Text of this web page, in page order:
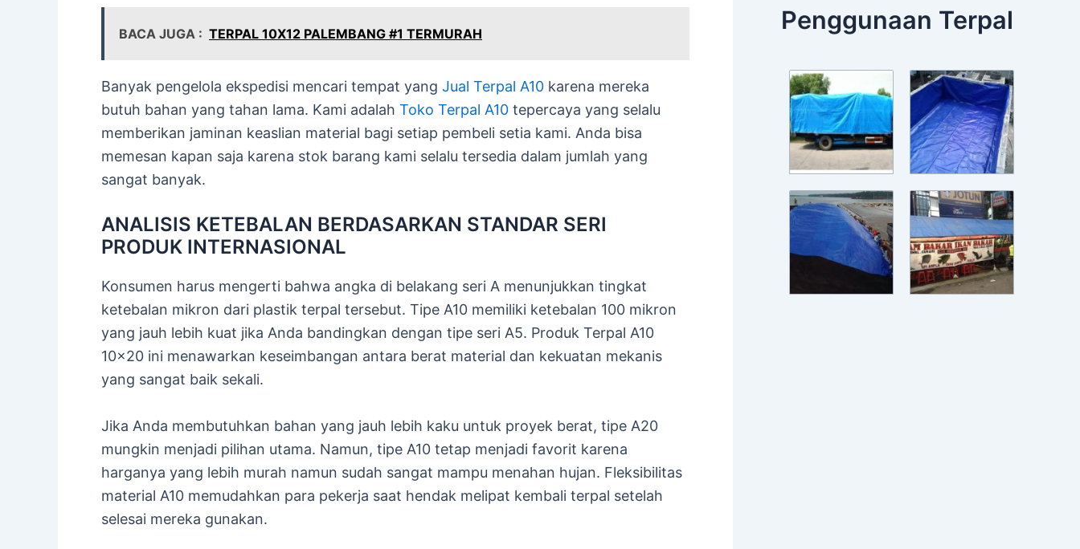
BACA JUGA : TERPAL 10X12 PALEMBANG #1 TERMURAH
Banyak pengelola ekspedisi mencari tempat yang Jual Terpal A10 karena mereka
butuh bahan yang tahan lama. Kami adalah Toko Terpal A10 tepercaya yang selalu
memberikan jaminan keaslian material bagi setiap pembeli setia kami. Anda bisa
memesan kapan saja karena stok barang kami selalu tersedia dalam jumlah yang
sangat banyak.
ANALISIS KETEBALAN BERDASARKAN STANDAR SERI
PRODUK INTERNASIONAL
Konsumen harus mengerti bahwa angka di belakang seri A menunjukkan tingkat
ketebalan mikron dari plastik terpal tersebut. Tipe A10 memiliki ketebalan 100 mikron
yang jauh lebih kuat jika Anda bandingkan dengan tipe seri A5. Produk Terpal A10
10×20 ini menawarkan keseimbangan antara berat material dan kekuatan mekanis
yang sangat baik sekali.
Jika Anda membutuhkan bahan yang jauh lebih kaku untuk proyek berat, tipe A20
mungkin menjadi pilihan utama. Namun, tipe A10 tetap menjadi favorit karena
harganya yang lebih murah namun sudah sangat mampu menahan hujan. Fleksibilitas
material A10 memudahkan para pekerja saat hendak melipat kembali terpal setelah
selesai mereka gunakan.
Penggunaan Terpal